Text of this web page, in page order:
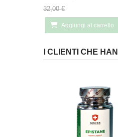
32,00 €
Aggiungi al carrello
I CLIENTI CHE